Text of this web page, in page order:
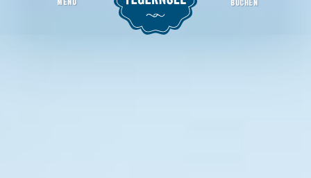
Bergerlebnistouren 2026 mit Christian Schönnagel
MENU BUCHEN